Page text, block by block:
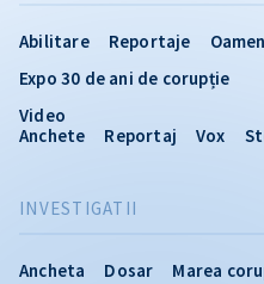
INVESTIGATII
Ancheta Dosar
Marea
Abilitare Reportaje
Expo 30 de ani de corupție
Video
Anchete
Reportaj Vox